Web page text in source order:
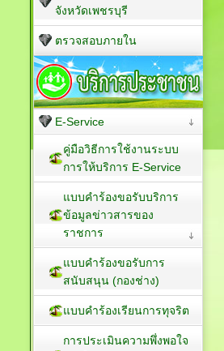
จังหวัดเพชรบุรี
ตรวจสอบภายใน
E-Service
คู่มือวิธีการใช้งานระบบ
การให้บริการ E-Service
แบบคำร้องขอรับบริการ
ข้อมูลข่าวสารของ
ราชการ
แบบคำร้องขอรับการ
สนับสนุน (กองช่าง)
แบบคำร้องเรียนการทุจริต
การประเมินความพึ่งพอใจ